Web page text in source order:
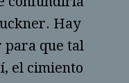
Hay
para que tal
el cimiento